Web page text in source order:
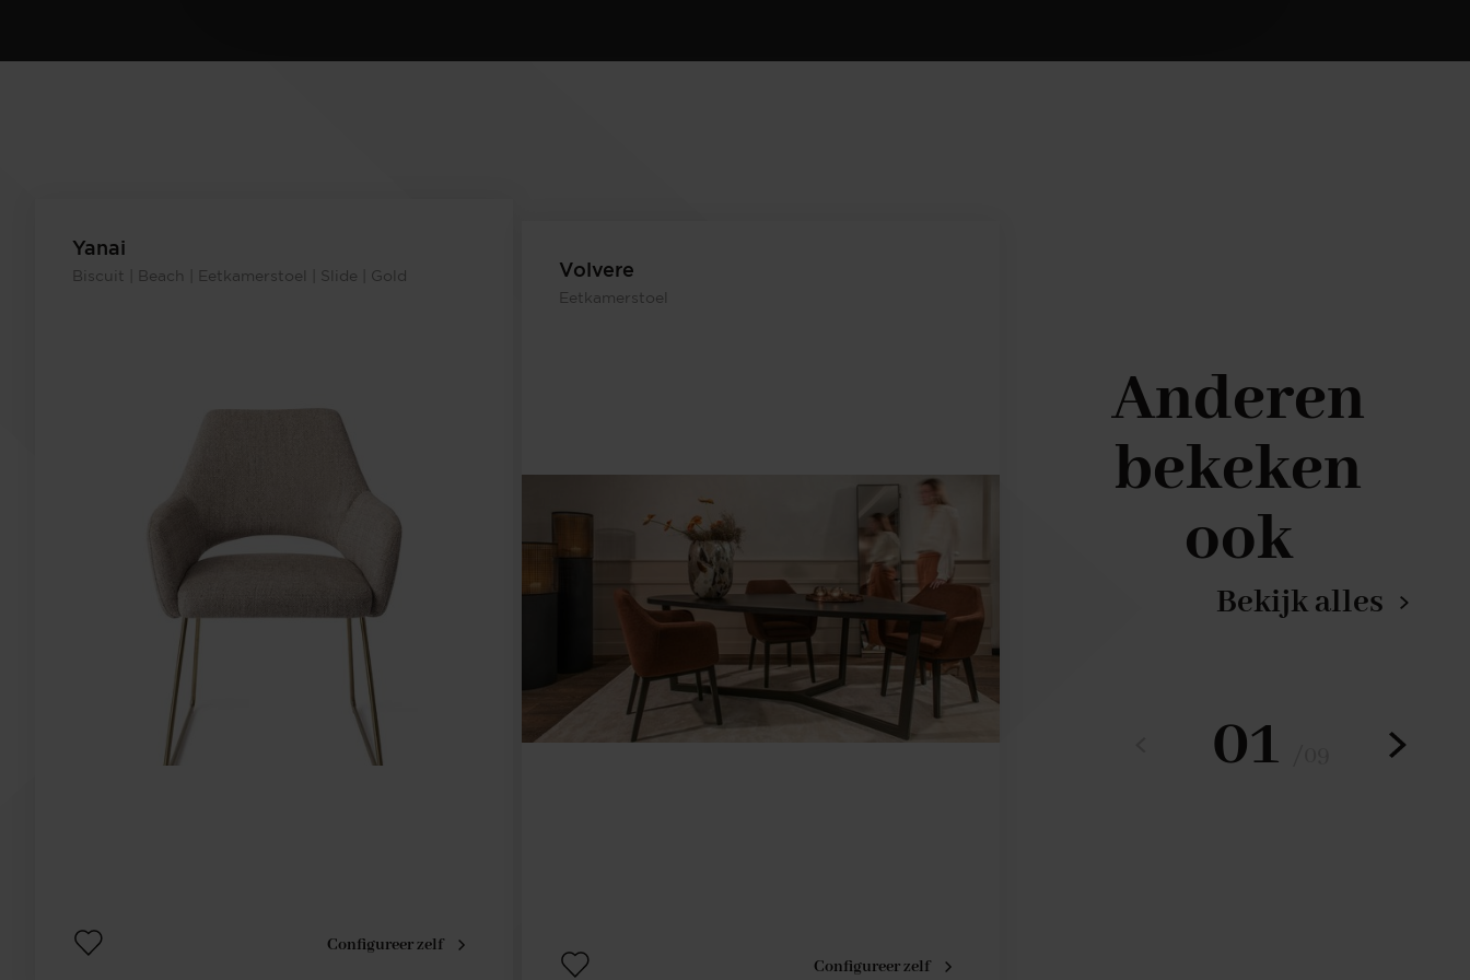
Yanai
Biscuit | Beach | Eetkamerstoel | Slide | Gold
Configureer zelf
Volvere
Eetkamerstoel
Configureer zelf
Anderen
bekeken
ook
Bekijk alles
01